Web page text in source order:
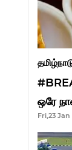
ஒரே
Fri,23 Jan